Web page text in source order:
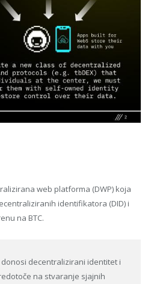
web platforma (DWP) koja
identifikatora (DID) i
na BTC.
decentralizirani identitet i
na stvaranje sjajnih